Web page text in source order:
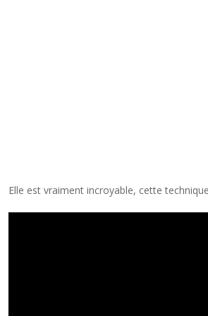
Elle est vraiment incroyable, cette